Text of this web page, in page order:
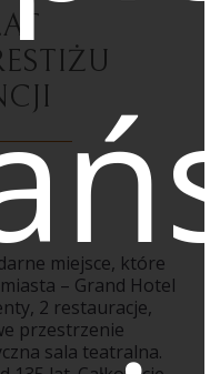
miejsce, które
– Grand Hotel
2 restauracje,
przestrzenie
sala teatralna.